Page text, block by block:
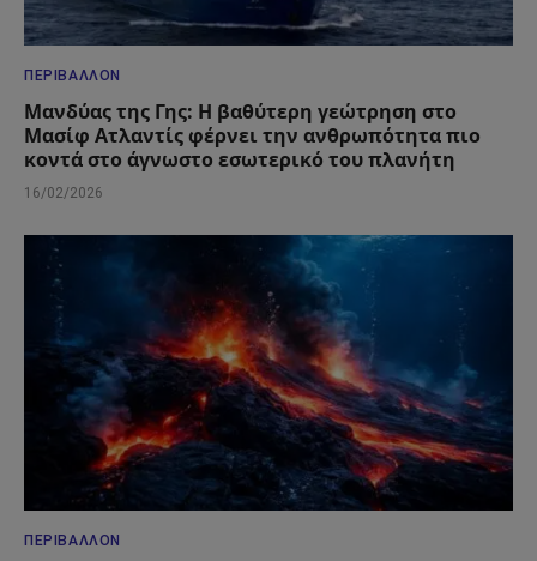
ΠΕΡΙΒΆΛΛΟΝ
Μανδύας της Γης: Η βαθύτερη γεώτρηση στο
Μασίφ Ατλαντίς φέρνει την ανθρωπότητα πιο
κοντά στο άγνωστο εσωτερικό του πλανήτη
16/02/2026
ΠΕΡΙΒΆΛΛΟΝ